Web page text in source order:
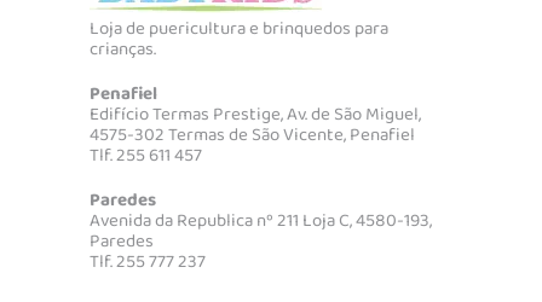
Loja de puericultura e brinquedos para
crianças.
Penafiel
Edifício Termas Prestige, Av. de São Miguel,
4575-302 Termas de São Vicente, Penafiel
Tlf. 255 611 457
Paredes
Avenida da Republica nº 211 Loja C, 4580-193,
Paredes
Tlf. 255 777 237